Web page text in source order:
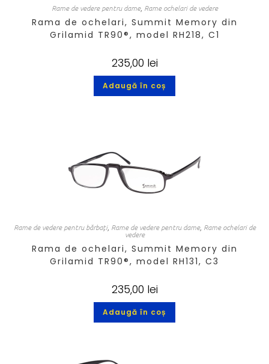
Rame de vedere pentru dame, Rame ochelari de vedere
Rama de ochelari, Summit Memory din
Grilamid TR90®, model RH218, C1
235,00 lei
Adaugă în coș
Rame de vedere pentru bărbați, Rame de vedere pentru dame, Rame ochelari de
vedere
Rama de ochelari, Summit Memory din
Grilamid TR90®, model RH131, C3
235,00 lei
Adaugă în coș